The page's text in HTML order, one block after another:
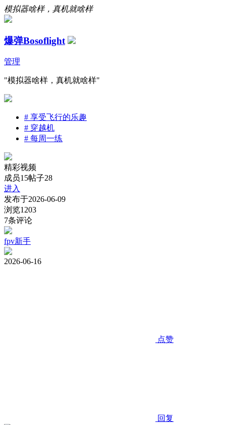
模拟器啥样，真机就啥样
爆弹Bosoflight
管理
"模拟器啥样，真机就啥样"
# 享受飞行的乐趣
# 穿越机
# 每周一练
精彩视频
成员15帖子28
进入
发布于2026-06-09
浏览1203
7条评论
fpv新手
2026-06-16
点赞
回复